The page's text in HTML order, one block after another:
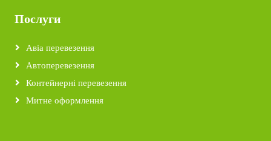
Послуги
Авіа перевезення
Автоперевезення
Контейнерні перевезення
Митне оформлення